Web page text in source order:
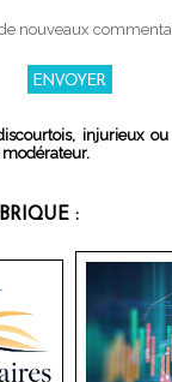
nouveaux
injurieux
: